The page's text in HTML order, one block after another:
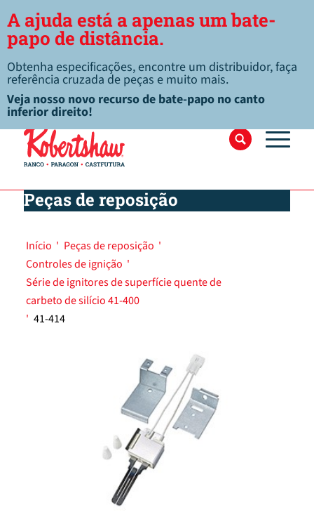
A ajuda está a apenas um bate-
papo de distância.
Obtenha especificações, encontre um distribuidor, faça
referência cruzada de peças e muito mais.
Veja nosso novo recurso de bate-papo no canto
inferior direito!
Peças de reposição
Início ' Peças de reposição '
Controles de ignição '
Série de ignitores de superfície quente de
carbeto de silício 41-400
' 41-414